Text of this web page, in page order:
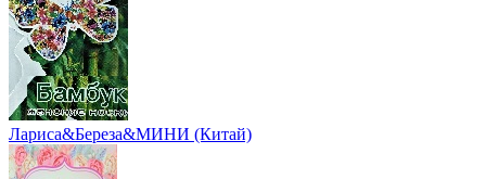
Лариса&Береза&МИНИ (Китай)